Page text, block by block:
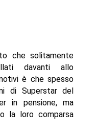
che solitamente
davanti allo
è che spesso
di Superstar del
in pensione, ma
la loro comparsa